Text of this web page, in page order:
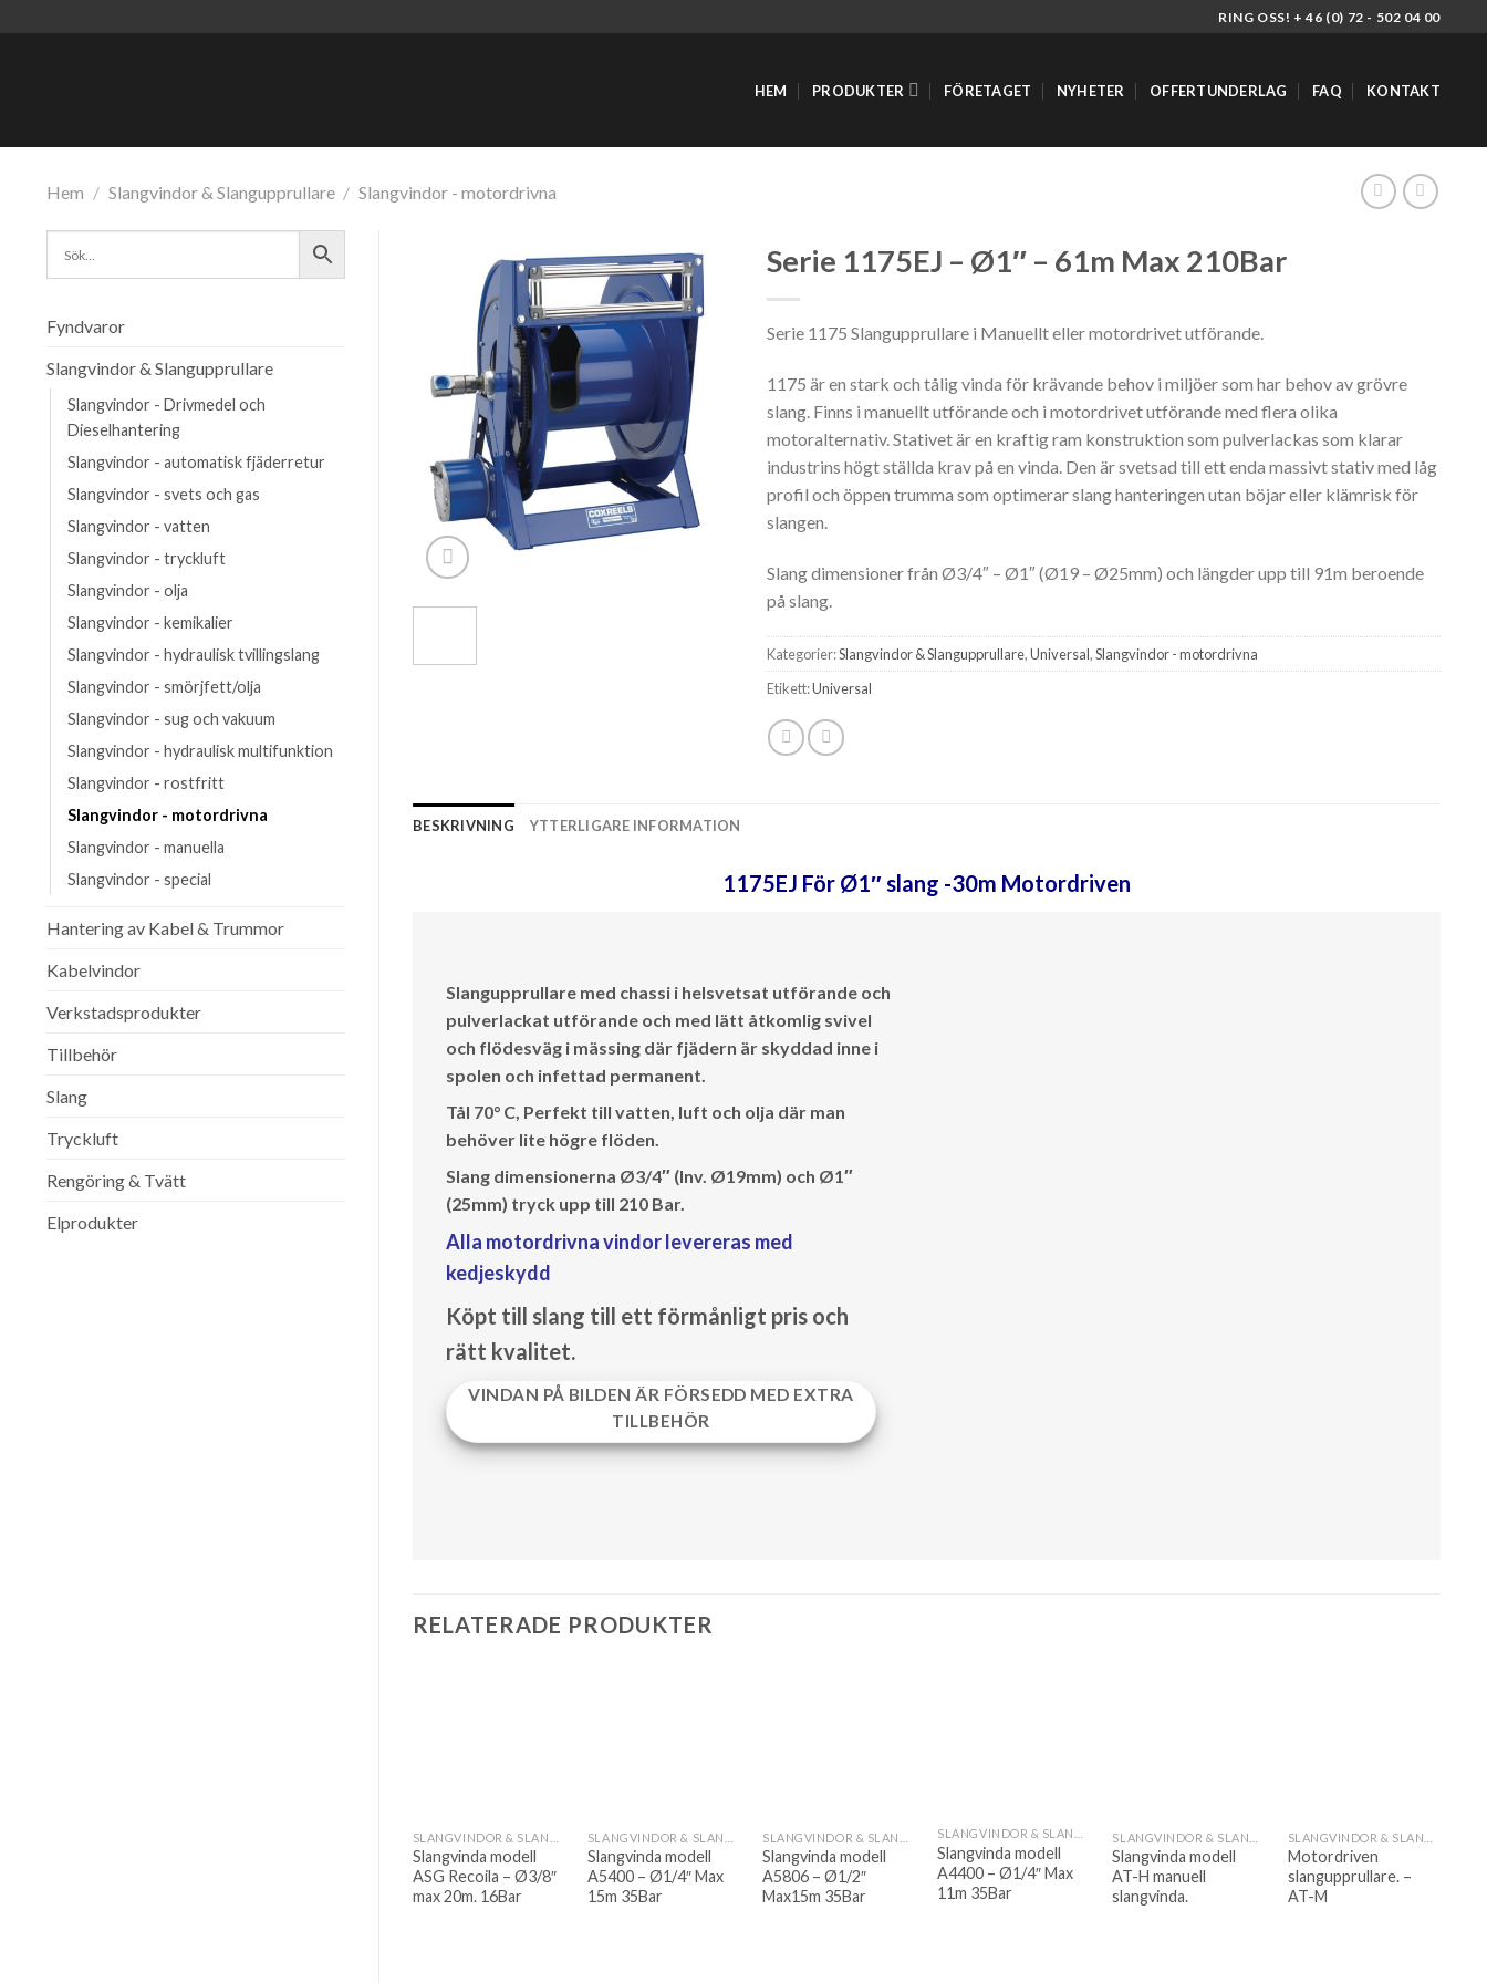
RING OSS! + 46 (0) 72 - 502 04 00
HEM PRODUKTER FÖRETAGET NYHETER OFFERTUNDERLAG FAQ KONTAKT
Hem / Slangvindor & Slangupprullare / Slangvindor - motordrivna
Fyndvaror
Slangvindor & Slangupprullare
Slangvindor - Drivmedel och
Dieselhantering
Slangvindor - automatisk fjäderretur
Slangvindor - svets och gas
Slangvindor - vatten
Slangvindor - tryckluft
Slangvindor - olja
Slangvindor - kemikalier
Slangvindor - hydraulisk tvillingslang
Slangvindor - smörjfett/olja
Slangvindor - sug och vakuum
Slangvindor - hydraulisk multifunktion
Slangvindor - rostfritt
Slangvindor - motordrivna
Slangvindor - manuella
Slangvindor - special
Hantering av Kabel & Trummor
Kabelvindor
Verkstadsprodukter
Tillbehör
Slang
Tryckluft
Rengöring & Tvätt
Elprodukter
Serie 1175EJ – Ø1″ – 61m Max 210Bar
Serie 1175 Slangupprullare i Manuellt eller motordrivet utförande.
1175 är en stark och tålig vinda för krävande behov i miljöer som har behov av grövre
slang. Finns i manuellt utförande och i motordrivet utförande med flera olika
motoralternativ. Stativet är en kraftig ram konstruktion som pulverlackas som klarar
industrins högt ställda krav på en vinda. Den är svetsad till ett enda massivt stativ med låg
profil och öppen trumma som optimerar slang hanteringen utan böjar eller klämrisk för
slangen.
Slang dimensioner från Ø3/4″ – Ø1″ (Ø19 – Ø25mm) och längder upp till 91m beroende
på slang.
Kategorier:Slangvindor & Slangupprullare,Universal,Slangvindor - motordrivna
Etikett:Universal
BESKRIVNING YTTERLIGARE INFORMATION
1175EJ För Ø1″ slang -30m Motordriven
Slangupprullare med chassi i helsvetsat utförande och
pulverlackat utförande och med lätt åtkomlig svivel
och flödesväg i mässing där fjädern är skyddad inne i
spolen och infettad permanent.
Tål 70° C, Perfekt till vatten, luft och olja där man
behöver lite högre flöden.
Slang dimensionerna Ø3/4″ (Inv. Ø19mm) och Ø1″
(25mm) tryck upp till 210 Bar.
Alla motordrivna vindor levereras med
kedjeskydd
Köpt till slang till ett förmånligt pris och
rätt kvalitet.
VINDAN PÅ BILDEN ÄR FÖRSEDD MED EXTRA
TILLBEHÖR
RELATERADE PRODUKTER
Slangvinda modell
ASG Recoila – Ø3/8″
max 20m. 16Bar
Slangvinda modell
A5400 – Ø1/4″ Max
15m 35Bar
Slangvinda modell
A5806 – Ø1/2″
Max15m 35Bar
Slangvinda modell
A4400 – Ø1/4″ Max
11m 35Bar
Slangvinda modell
AT-H manuell
slangvinda.
Motordriven
slangupprullare. –
AT-M